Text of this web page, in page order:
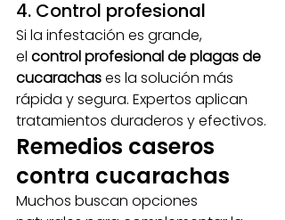
4. Control profesional
Si la infestación es grande,
el control profesional de plagas de
cucarachas es la solución más
rápida y segura. Expertos aplican
tratamientos duraderos y efectivos.
Remedios caseros
contra cucarachas
Muchos buscan opciones